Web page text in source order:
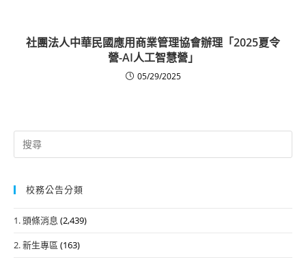
社團法人中華民國應用商業管理協會辦理「2025夏令
營-AI人工智慧營」
05/29/2025
Search
for:
校務公告分類
1. 頭條消息 (2,439)
2. 新生專區 (163)